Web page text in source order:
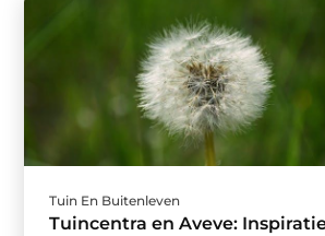
Tuin En Buitenleven
Tuincentra en Aveve: